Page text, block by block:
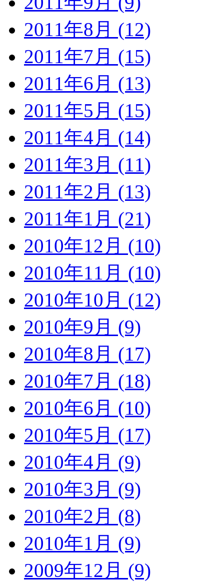
2011年8月 (12)
2011年7月 (15)
2011年6月 (13)
2011年5月 (15)
2011年4月 (14)
2011年3月 (11)
2011年2月 (13)
2011年1月 (21)
2010年12月 (10)
2010年11月 (10)
2010年10月 (12)
2010年9月 (9)
2010年8月 (17)
2010年7月 (18)
2010年6月 (10)
2010年5月 (17)
2010年4月 (9)
2010年3月 (9)
2010年2月 (8)
2010年1月 (9)
2009年12月 (9)